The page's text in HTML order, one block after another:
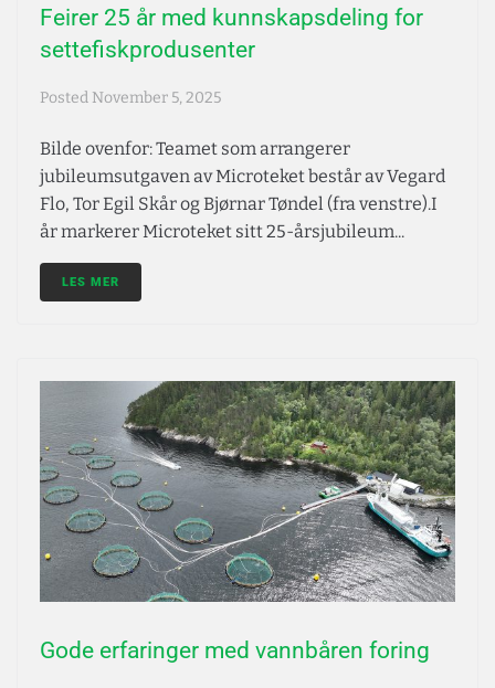
Feirer 25 år med kunnskapsdeling for
settefiskprodusenter
Posted November 5, 2025
Bilde ovenfor: Teamet som arrangerer
jubileumsutgaven av Microteket består av Vegard
Flo, Tor Egil Skår og Bjørnar Tøndel (fra venstre).I
år markerer Microteket sitt 25-årsjubileum...
LES MER
Gode erfaringer med vannbåren foring